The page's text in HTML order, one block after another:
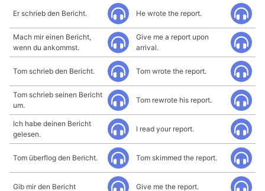
Er schrieb den Bericht. He wrote the report.
Mach mir einen Bericht,
wenn du ankommst.
Give me a report upon
arrival.
Tom schrieb den Bericht. Tom wrote the report.
Tom schrieb seinen Bericht
um.
Tom rewrote his report.
Ich habe deinen Bericht
gelesen.
I read your report.
Tom überflog den Bericht. Tom skimmed the report.
Gib mir den Bericht Give me the report.